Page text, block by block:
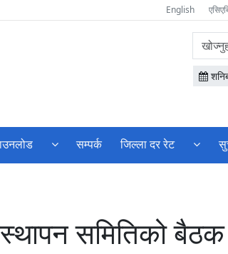
English
सामग्री
सम्पर्क जिल्ला दर रेट
समितिको बैठक